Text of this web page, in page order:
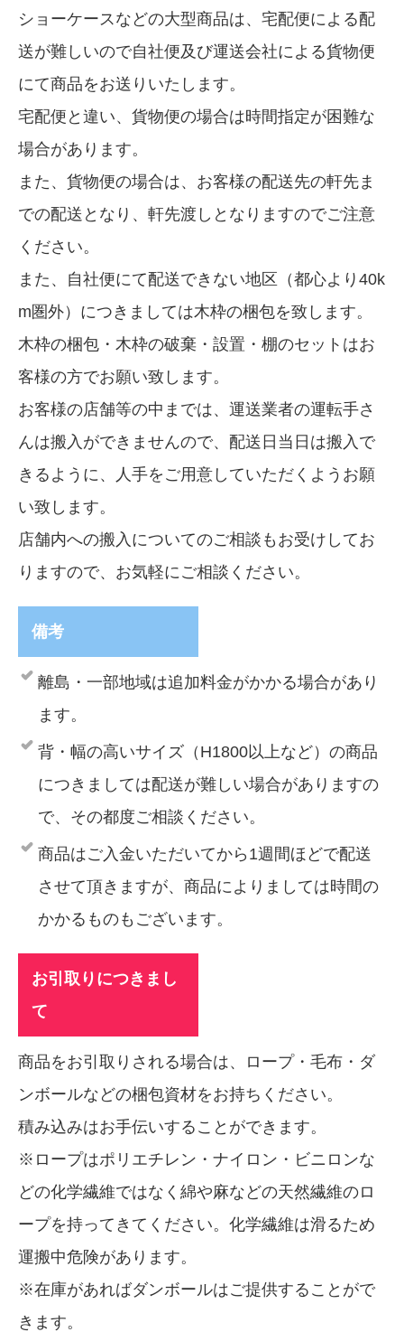
ショーケースなどの大型商品は、宅配便による配
送が難しいので自社便及び運送会社による貨物便
にて商品をお送りいたします。
宅配便と違い、貨物便の場合は時間指定が困難な
場合があります。
また、貨物便の場合は、お客様の配送先の軒先ま
での配送となり、軒先渡しとなりますのでご注意
ください。
また、自社便にて配送できない地区（都心より40k
m圏外）につきましては木枠の梱包を致します。
木枠の梱包・木枠の破棄・設置・棚のセットはお
客様の方でお願い致します。
お客様の店舗等の中までは、運送業者の運転手さ
んは搬入ができませんので、配送日当日は搬入で
きるように、人手をご用意していただくようお願
い致します。
店舗内への搬入についてのご相談もお受けしてお
りますので、お気軽にご相談ください。
備考
離島・一部地域は追加料金がかかる場合があり
ます。
背・幅の高いサイズ（H1800以上など）の商品
につきましては配送が難しい場合がありますの
で、その都度ご相談ください。
商品はご入金いただいてから1週間ほどで配送
させて頂きますが、商品によりましては時間の
かかるものもございます。
お引取りにつきまし
て
商品をお引取りされる場合は、ロープ・毛布・ダ
ンボールなどの梱包資材をお持ちください。
積み込みはお手伝いすることができます。
※ロープはポリエチレン・ナイロン・ビニロンな
どの化学繊維ではなく綿や麻などの天然繊維のロ
ープを持ってきてください。化学繊維は滑るため
運搬中危険があります。
※在庫があればダンボールはご提供することがで
きます。